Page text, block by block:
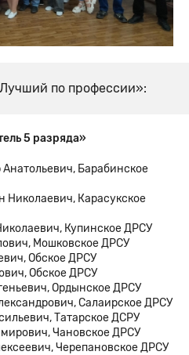
по профессии»:
5 разряда»
Барабинское
Николаевич, Карасукское
Купинское ДРСУ
Мошковское ДРСУ
Обское ДРСУ
Обское ДРСУ
Ордынское ДРСУ
Салаирское ДРСУ
Татарское ДСРУ
Чановское ДРСУ
Черепановское ДРСУ